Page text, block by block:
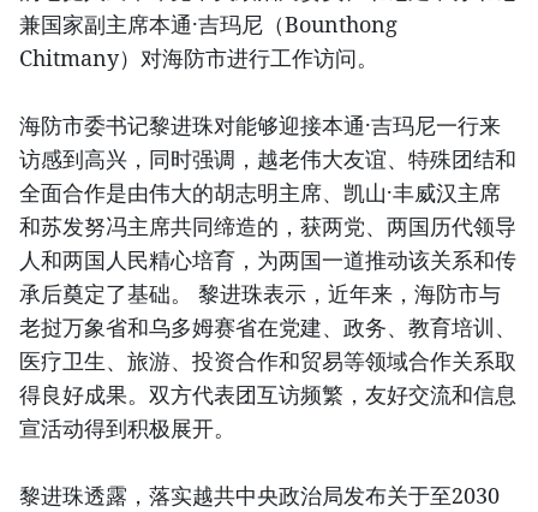
兼国家副主席本通·吉玛尼（Bounthong
Chitmany）对海防市进行工作访问。
海防市委书记黎进珠对能够迎接本通·吉玛尼一行来
访感到高兴，同时强调，越老伟大友谊、特殊团结和
全面合作是由伟大的胡志明主席、凯山·丰威汉主席
和苏发努冯主席共同缔造的，获两党、两国历代领导
人和两国人民精心培育，为两国一道推动该关系和传
承后奠定了基础。 黎进珠表示，近年来，海防市与
老挝万象省和乌多姆赛省在党建、政务、教育培训、
医疗卫生、旅游、投资合作和贸易等领域合作关系取
得良好成果。双方代表团互访频繁，友好交流和信息
宣活动得到积极展开。
黎进珠透露，落实越共中央政治局发布关于至2030